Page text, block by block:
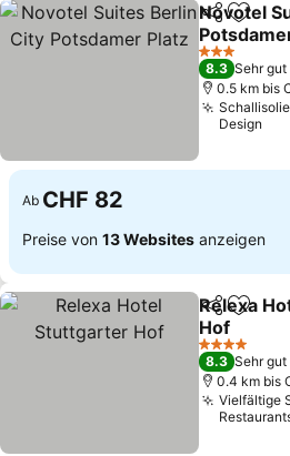
TeilenZu
Novotel
Preise
3 Sterne
8.3 Sehr gut
0.5 km bis
Design
Ab CHF 82
Preise von 13 Websites anzeigen
TeilenZu
Relexa
Hof
Preise
4 Sterne
8.3 Sehr gut
0.4 km bis
Vielfältige